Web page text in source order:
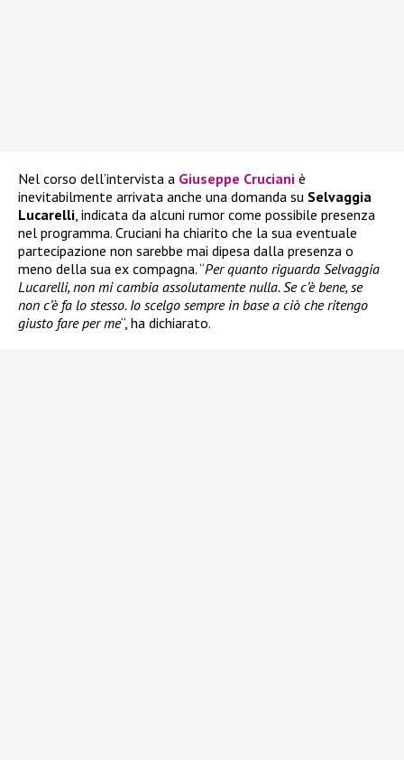
Nel corso dell’intervista a Giuseppe Cruciani è
inevitabilmente arrivata anche una domanda su Selvaggia
Lucarelli, indicata da alcuni rumor come possibile presenza
nel programma. Cruciani ha chiarito che la sua eventuale
partecipazione non sarebbe mai dipesa dalla presenza o
meno della sua ex compagna. “Per quanto riguarda Selvaggia
Lucarelli, non mi cambia assolutamente nulla. Se c’è bene, se
non c’è fa lo stesso. Io scelgo sempre in base a ciò che ritengo
giusto fare per me“, ha dichiarato.